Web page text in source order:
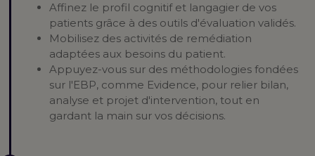
Affinez le profil cognitif et langagier de vos
patients grâce à des outils d'évaluation validés.
Mobilisez des activités de remédiation
adaptées aux besoins du patient.
Appuyez-vous sur des méthodologies fondées
sur l'EBP, comme Evidence, pour relier bilan,
analyse et projet d'intervention, tout en
gardant la main sur vos décisions.